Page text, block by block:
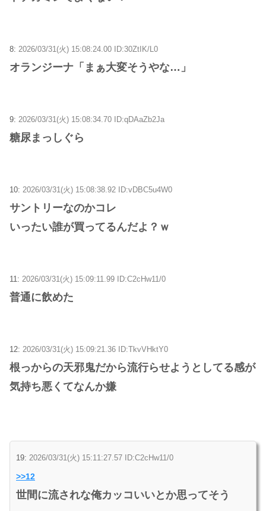
8: 2026/03/31(火) 15:08:24.00 ID:30ZtIK/L0
オランジーナ「まぁ大変そうやな…」
9: 2026/03/31(火) 15:08:34.70 ID:qDAaZb2Ja
糖尿まっしぐら
10: 2026/03/31(火) 15:08:38.92 ID:vDBC5u4W0
サントリーなのかコレ
いったい誰が買ってるんだよ？ｗ
11: 2026/03/31(火) 15:09:11.99 ID:C2cHw11/0
普通に飲めた
12: 2026/03/31(火) 15:09:21.36 ID:TkvVHktY0
根っからの天邪鬼だから流行らせようとしてる感が
気持ち悪くてなんか嫌
19: 2026/03/31(火) 15:11:27.57 ID:C2cHw11/0
>>12
世間に流されな俺カッコいいとか思ってそう